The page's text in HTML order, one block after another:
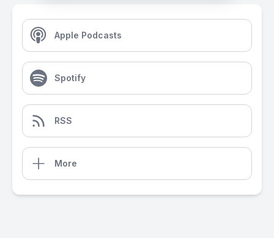
Apple Podcasts
Spotify
RSS
More